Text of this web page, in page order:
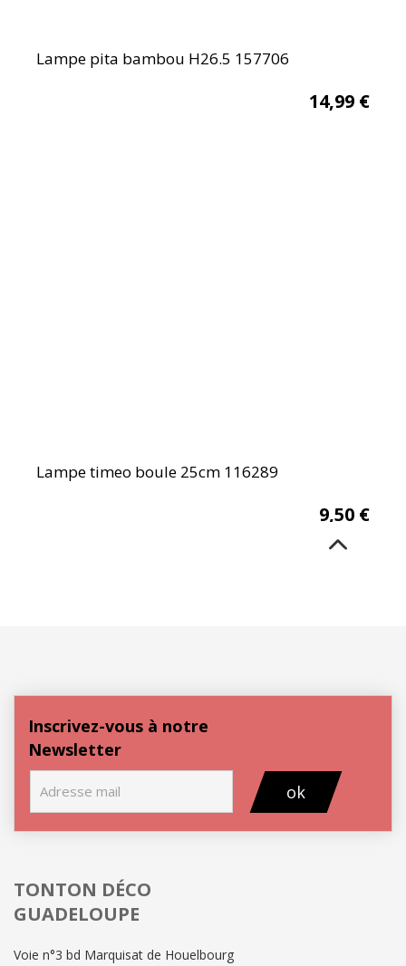
Lampe pita bambou H26.5 157706
14,99 €
Lampe timeo boule 25cm 116289
9,50 €
Inscrivez-vous à notre
Newsletter
ok
TONTON DÉCO
GUADELOUPE
Voie n°3 bd Marquisat de Houelbourg